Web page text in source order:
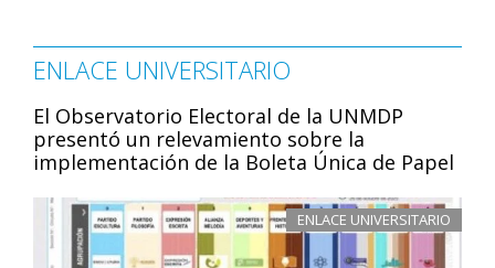
ENLACE UNIVERSITARIO
El Observatorio Electoral de la UNMDP
presentó un relevamiento sobre la
implementación de la Boleta Única de Papel
ENLACE UNIVERSITARIO